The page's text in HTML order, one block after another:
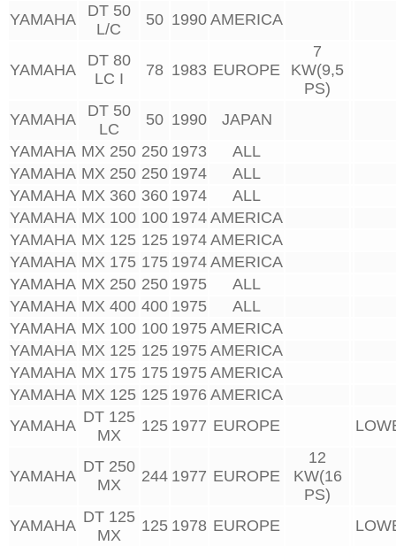
YAMAHA
DT 50
L/C
50 1990 AMERICA
YAMAHA
DT 80
LC I
78 1983 EUROPE
7
KW(9,5
PS)
YAMAHA
DT 50
LC
50 1990
JAPAN
YAMAHA MX 250 250 1973
ALL
YAMAHA MX 250 250 1974
ALL
YAMAHA MX 360 360 1974
ALL
YAMAHA MX 100 100 1974 AMERICA
YAMAHA MX 125 125 1974 AMERICA
YAMAHA MX 175 175 1974 AMERICA
YAMAHA MX 250 250 1975
ALL
YAMAHA MX 400 400 1975
ALL
YAMAHA MX 100 100 1975 AMERICA
YAMAHA MX 125 125 1975 AMERICA
YAMAHA MX 175 175 1975 AMERICA
YAMAHA MX 125 125 1976 AMERICA
YAMAHA DT 125
MX
125 1977 EUROPE
YAMAHA
DT 250
MX
244 1977 EUROPE
12
KW(16
PS)
YAMAHA DT 125
MX
125 1978 EUROPE